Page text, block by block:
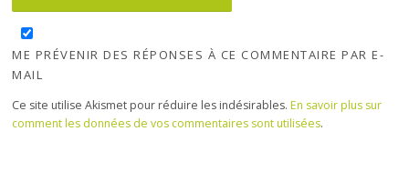
ME PRÉVENIR DES RÉPONSES À CE COMMENTAIRE PAR E-
MAIL
Ce site utilise Akismet pour réduire les indésirables.En savoir plus sur
comment les données de vos commentaires sont utilisées.